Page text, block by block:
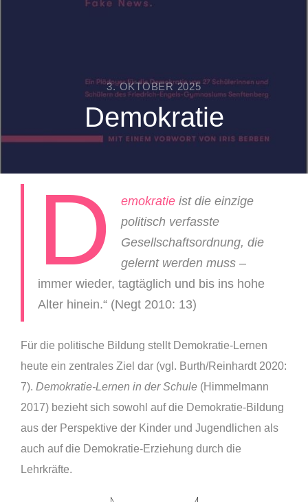
3. OKTOBER 2025
Demokratie
D emokratieist die einzige
politisch verfasste
Gesellschaftsordnung, die
gelernt werden muss–
immer wieder, tagtäglich und bis ins hohe
Alter hinein.“ (Negt 2010: 13)
Für die politische Bildung stellt Demokratie-Lernen
heute ein zentrales Ziel dar (vgl. Burth/Reinhardt 2020:
7). Demokratie-Lernen in der Schule (Himmelmann
2017) bezieht sich sowohl auf die Demokratie-Bildung
aus der Perspektive der Kinder und Jugendlichen als
auch auf die Demokratie-Erziehung durch die
Lehrkräfte.